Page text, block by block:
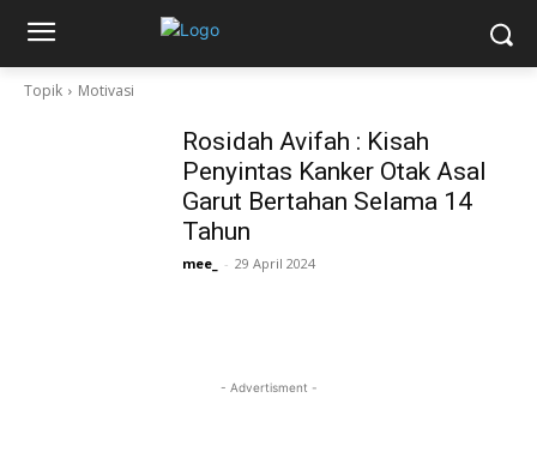
Topik Motivasi
Rosidah Avifah : Kisah
Penyintas Kanker Otak Asal
Garut Bertahan Selama 14
Tahun
mee_ - 29 April 2024
- Advertisment -